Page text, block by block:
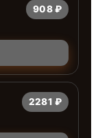
908 ₽
2281 ₽